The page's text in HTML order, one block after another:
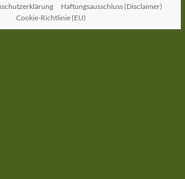
Haftungsausschluss (Disclaimer)
Cookie-Richtlinie (EU)